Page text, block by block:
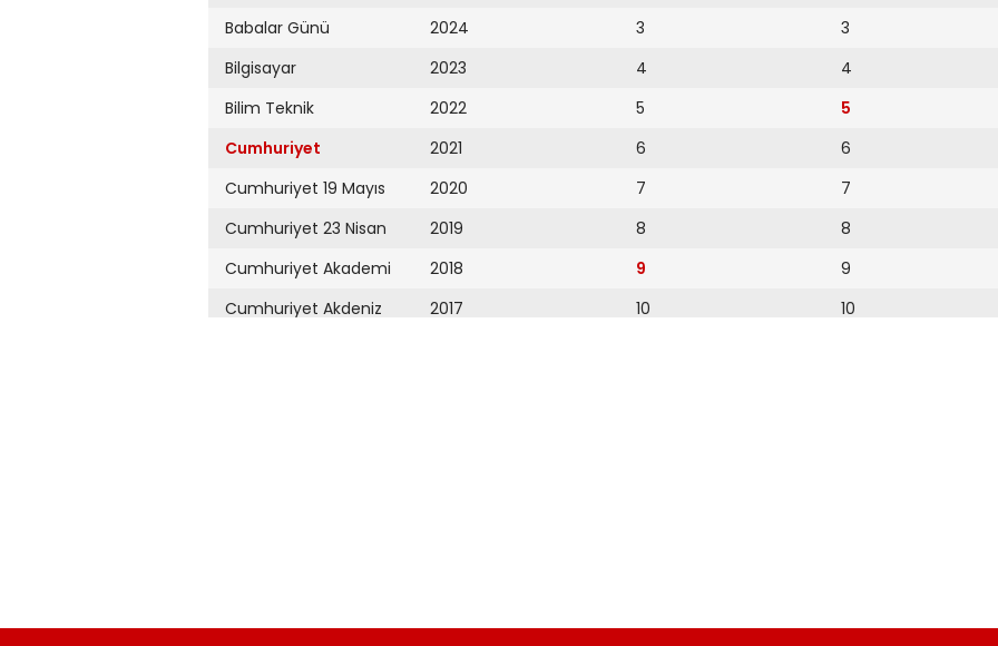
Babalar Günü
Bilgisayar
Bilim Teknik
Cumhuriyet
Cumhuriyet 19 Mayıs
Cumhuriyet 23 Nisan
Cumhuriyet Akademi
Cumhuriyet Akdeniz
Cumhuriyet Çevre
2024
2023
2022
2021
2020
2019
2018
2017
2009
3
4
5
6
7
8
9
10
3
4
5
6
7
8
9
10
18